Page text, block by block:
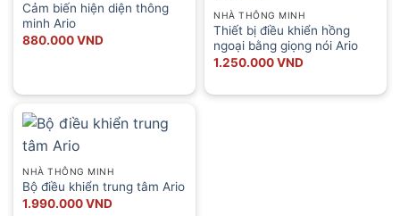
Cảm biến hiện diện thông
minh Ario
880.000VND
NHÀ THÔNG MINH
Thiết bị điều khiển hồng
ngoại bằng giọng nói Ario
1.250.000VND
NHÀ THÔNG MINH
Bộ điều khiển trung tâm Ario
1.990.000VND